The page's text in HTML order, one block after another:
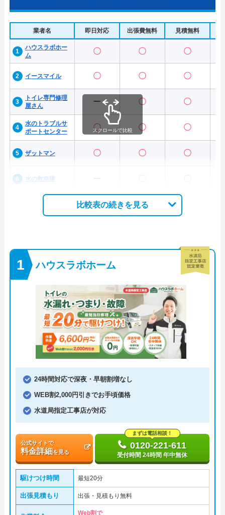
業者名 即日対応 出張費無料 見積無料
ハウスラボホー
ム
〇 〇 〇
イースマイル 〇 〇 〇
トイレ専門修理
屋さん
ー 〇 〇
水のトラブルサ
ポートセンター
〇 〇 〇
ザットマン 〇 〇 〇
水の救急隊
スクロールで比較
比較表の続きを見る
ハウスラボホーム
24時間対応で深夜・早朝割増なし
WEB割2,000円引きでお手頃価格
水道局指定工事店が対応
公式サイトで
料金詳細を見る
まずは電話相談！
0120-221-611
受付時間 24時間 年中無休
駆けつけ時間 最短20分
出張見積もり 出張・見積もり無料
Web割で